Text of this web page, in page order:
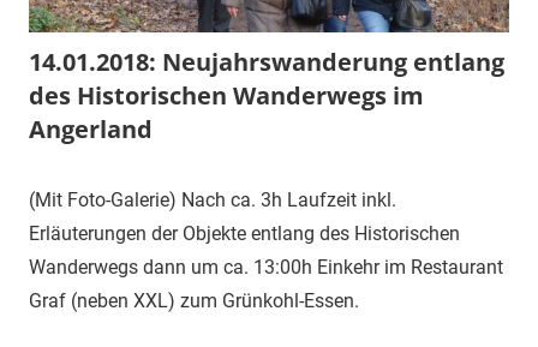
14.01.2018: Neujahrswanderung entlang
des Historischen Wanderwegs im
Angerland
14.
Januar
2018
1.
Vorsitzender
Veranstaltung
(Mit Foto-Galerie) Nach ca. 3h Laufzeit inkl.
Erläuterungen der Objekte entlang des Historischen
Wanderwegs dann um ca. 13:00h Einkehr im Restaurant
Graf (neben XXL) zum Grünkohl-Essen.